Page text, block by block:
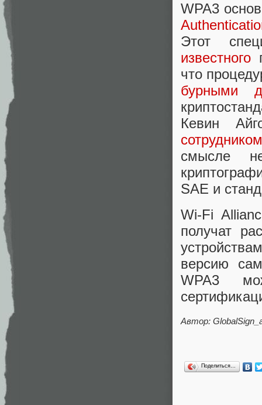
WPA3
Этот
известного
что
бурными
Кевин
смысле
SAE и
Wi-Fi
получат
версию
WPA3
Автор:
Поделиться…